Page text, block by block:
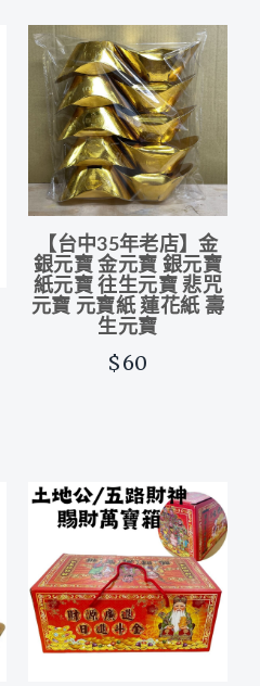
【台中35年老店】金
銀元寶 金元寶 銀元寶
紙元寶 往生元寶 悲咒
元寶 元寶紙 蓮花紙 壽
生元寶
$60